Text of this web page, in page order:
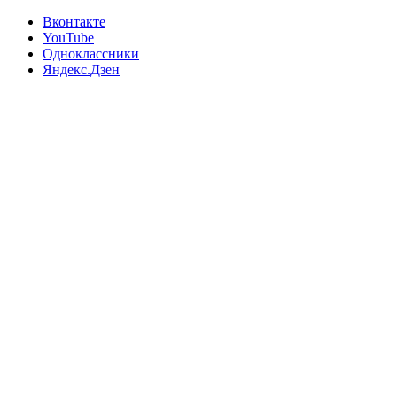
Вконтакте
YouTube
Одноклассники
Яндекс.Дзен